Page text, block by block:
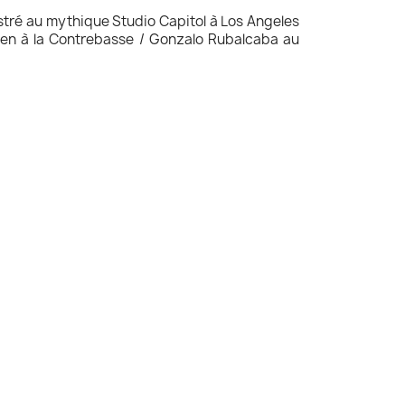
au mythique Studio Capitol à Los Angeles
à la Contrebasse / Gonzalo Rubalcaba au